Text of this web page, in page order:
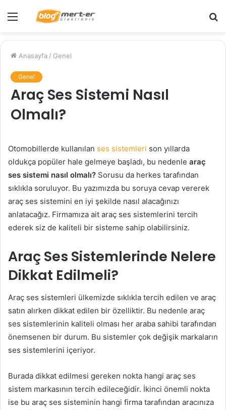
Menü
Anasayfa / Genel
Genel
Araç Ses Sistemi Nasıl
Olmalı?
Otomobillerde kullanılan ses sistemleri son yıllarda
oldukça popüler hale gelmeye başladı, bu nedenle araç
ses sistemi nasıl olmalı? Sorusu da herkes tarafından
sıklıkla soruluyor. Bu yazımızda bu soruya cevap vererek
araç ses sistemini en iyi şekilde nasıl alacağınızı
anlatacağız. Firmamıza ait araç ses sistemlerini tercih
ederek siz de kaliteli bir sisteme sahip olabilirsiniz.
Araç Ses Sistemlerinde Nelere
Dikkat Edilmeli?
Araç ses sistemleri ülkemizde sıklıkla tercih edilen ve araç
satın alırken dikkat edilen bir özelliktir. Bu nedenle araç
ses sistemlerinin kaliteli olması her araba sahibi tarafından
önemsenen bir durum. Bu sistemler çok değişik markaların
ses sistemlerini içeriyor.
Burada dikkat edilmesi gereken nokta hangi araç ses
sistem markasının tercih edileceğidir. İkinci önemli nokta
ise bu araç ses sisteminin hangi firma tarafından aracınıza